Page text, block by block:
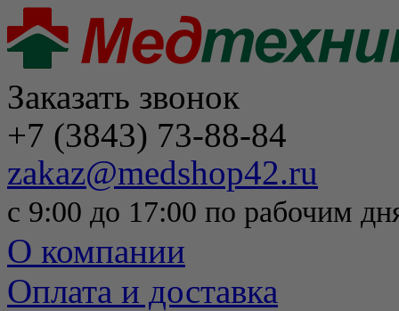
Заказать звонок
+7 (3843) 73-88-84
zakaz@medshop42.ru
с 9:00 до 17:00 по рабочим
О компании
Оплата и доставка